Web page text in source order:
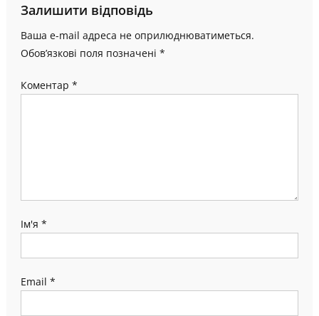
Залишити відповідь
Ваша e-mail адреса не оприлюднюватиметься.
Обов’язкові поля позначені *
Коментар *
Ім'я *
Email *